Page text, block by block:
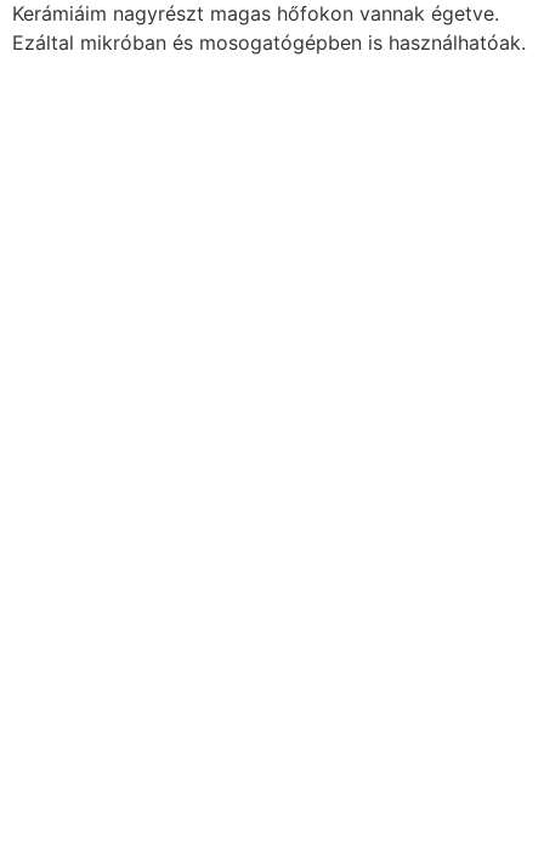
Kerámiáim nagyrészt magas hőfokon vannak égetve.
Ezáltal mikróban és mosogatógépben is használhatóak.